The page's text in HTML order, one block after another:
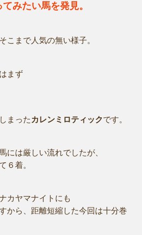
みたい馬を発見。
こまで人気の無い様子。
まず
まった カレンミロティックです。
には厳しい流れでしたが、
６着。
カヤマナイトにも
から、距離短縮した今回は十分巻